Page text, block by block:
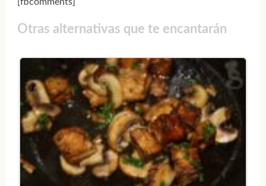
Otras alternativas que te encantarán